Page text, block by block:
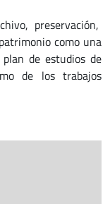
preservación,
como una
de estudios de
de los trabajos